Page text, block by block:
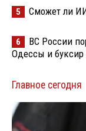
5 Сможет ли
6
ВС России
Одессы и буксир
Главное сегодня